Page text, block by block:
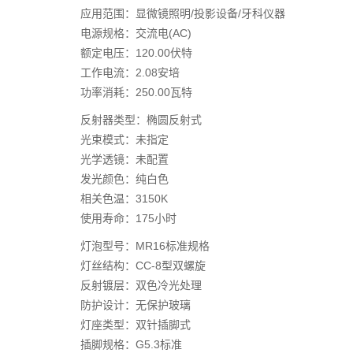
应用范围：显微镜照明/投影设备/牙科仪器
电源规格：交流电(AC)
额定电压：120.00伏特
工作电流：2.08安培
功率消耗：250.00瓦特
反射器类型：椭圆反射式
光束模式：未指定
光学透镜：未配置
发光颜色：纯白色
相关色温：3150K
使用寿命：175小时
灯泡型号：MR16标准规格
灯丝结构：CC-8型双螺旋
反射镀层：双色冷光处理
防护设计：无保护玻璃
灯座类型：双针插脚式
插脚规格：G5.3标准